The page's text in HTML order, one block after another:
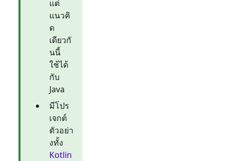
แต่
แนวคิ
ด
เดียวกั
นนี้
ใช้ได้
กับ
Java
มีโปร
เจกต์
ตัวอย่า
งทั้ง
Kotlin